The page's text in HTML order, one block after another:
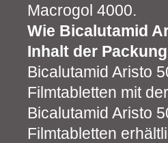
Macrogol 4000.
Wie Bicalutamid
Inhalt der Packung
Bicalutamid Aristo
Filmtabletten mit
Bicalutamid Aristo
Filmtabletten